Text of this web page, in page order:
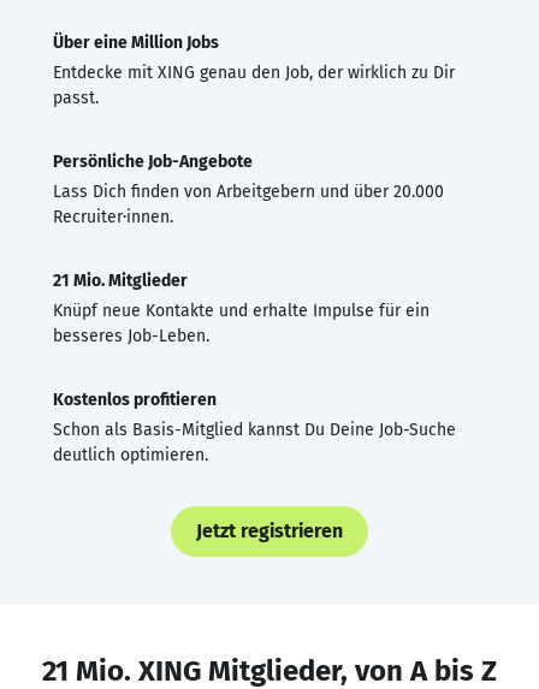
Über eine Million Jobs
Entdecke mit XING genau den Job, der wirklich zu Dir
passt.
Persönliche Job-Angebote
Lass Dich finden von Arbeitgebern und über 20.000
Recruiter·innen.
21 Mio. Mitglieder
Knüpf neue Kontakte und erhalte Impulse für ein
besseres Job-Leben.
Kostenlos profitieren
Schon als Basis-Mitglied kannst Du Deine Job-Suche
deutlich optimieren.
Jetzt registrieren
21 Mio. XING Mitglieder, von A bis Z